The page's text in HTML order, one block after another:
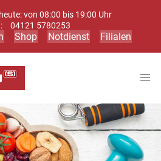
von 08:00 bis 19:00 Uhr
04121 5780253
Shop Notdienst Filialen